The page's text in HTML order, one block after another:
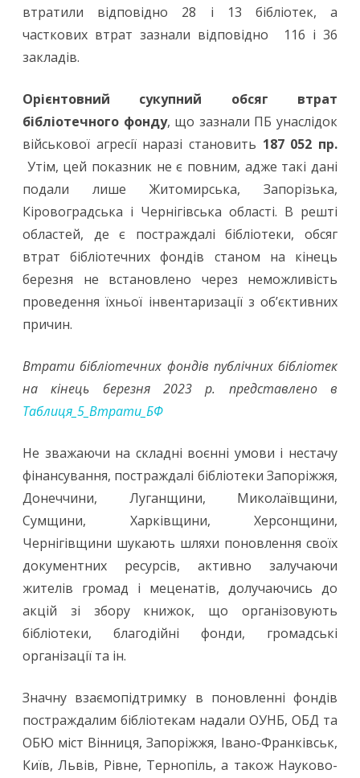
втратили відповідно 28 і 13 бібліотек, а
часткових втрат зазнали відповідно 116 і 36
закладів.
Орієнтовний сукупний обсяг втрат
бібліотечного фонду, що зазнали ПБ унаслідок
військової агресії наразі становить 187 052 пр.
Утім, цей показник не є повним, адже такі дані
подали лише Житомирська, Запорізька,
Кіровоградська і Чернігівська області. В решті
областей, де є постраждалі бібліотеки, обсяг
втрат бібліотечних фондів станом на кінець
березня не встановлено через неможливість
проведення їхньої інвентаризації з об’єктивних
причин.
Втрати бібліотечних фондів публічних бібліотек
на кінець березня 2023 р. представлено в
Таблиця_5_Втрати_БФ
Не зважаючи на складні воєнні умови і нестачу
фінансування, постраждалі бібліотеки Запоріжжя,
Донеччини, Луганщини, Миколаївщини,
Сумщини, Харківщини, Херсонщини,
Чернігівщини шукають шляхи поновлення своїх
документних ресурсів, активно залучаючи
жителів громад і меценатів, долучаючись до
акцій зі збору книжок, що організовують
бібліотеки, благодійні фонди, громадські
організації та ін.
Значну взаємопідтримку в поновленні фондів
постраждалим бібліотекам надали ОУНБ, ОБД та
ОБЮ міст Вінниця, Запоріжжя, Івано-Франківськ,
Київ, Львів, Рівне, Тернопіль, а також Науково-